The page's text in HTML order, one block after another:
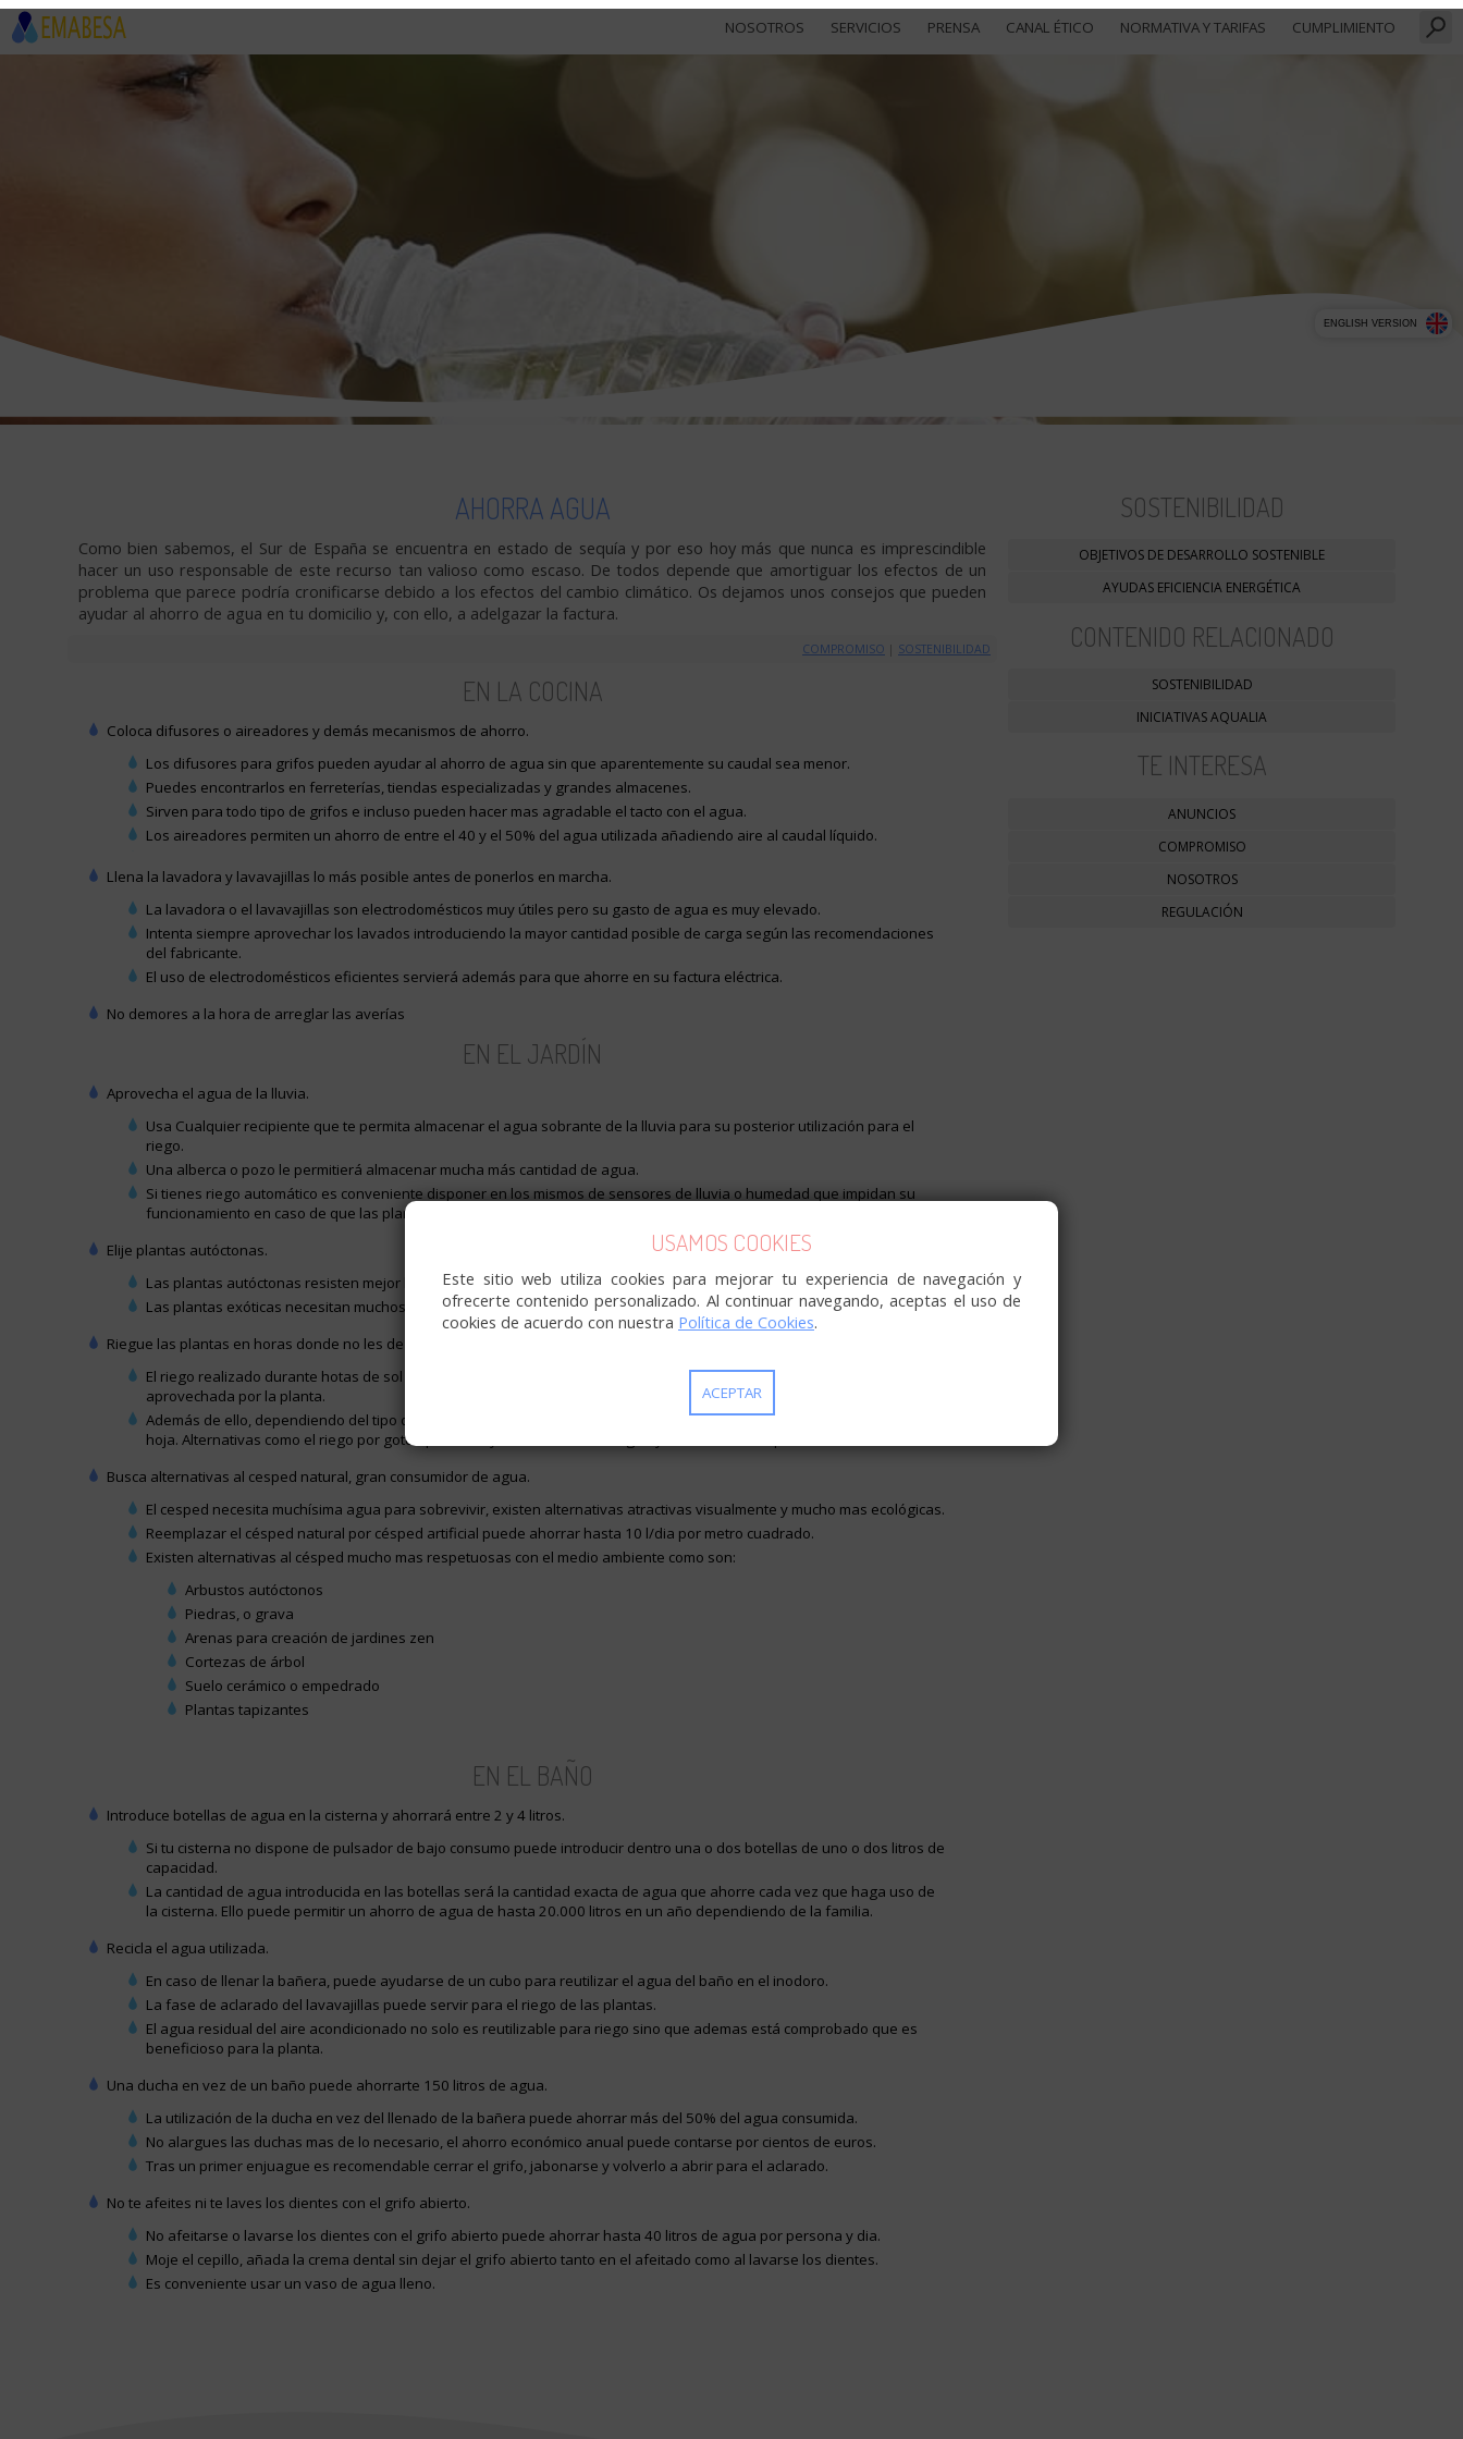
NOSOTROS SERVICIOS PRENSA CANAL ÉTICO NORMATIVA Y TARIFAS CUMPLIMIENTO
ENGLISH VERSION
AHORRA AGUA
Como bien sabemos, el Sur de España se encuentra en estado de sequía y por eso hoy más que nunca es imprescindible
hacer un uso responsable de este recurso tan valioso como escaso. De todos depende que amortiguar los efectos de un
problema que parece podría cronificarse debido a los efectos del cambio climático. Os dejamos unos consejos que pueden
ayudar al ahorro de agua en tu domicilio y, con ello, a adelgazar la factura.
COMPROMISO | SOSTENIBILIDAD
EN LA COCINA
Coloca difusores o aireadores y demás mecanismos de ahorro.
Los difusores para grifos pueden ayudar al ahorro de agua sin que aparentemente su caudal sea menor.
Puedes encontrarlos en ferreterías, tiendas especializadas y grandes almacenes.
Sirven para todo tipo de grifos e incluso pueden hacer mas agradable el tacto con el agua.
Los aireadores permiten un ahorro de entre el 40 y el 50% del agua utilizada añadiendo aire al caudal líquido.
Llena la lavadora y lavavajillas lo más posible antes de ponerlos en marcha.
La lavadora o el lavavajillas son electrodomésticos muy útiles pero su gasto de agua es muy elevado.
Intenta siempre aprovechar los lavados introduciendo la mayor cantidad posible de carga según las recomendaciones
del fabricante.
El uso de electrodomésticos eficientes servierá además para que ahorre en su factura eléctrica.
No demores a la hora de arreglar las averías
EN EL JARDÍN
Aprovecha el agua de la lluvia.
Usa Cualquier recipiente que te permita almacenar el agua sobrante de la lluvia para su posterior utilización para el
riego.
Una alberca o pozo le permitierá almacenar mucha más cantidad de agua.
Si tienes riego automático es conveniente disponer en los mismos de sensores de lluvia o humedad que impidan su
funcionamiento en caso de que las plantas estén suficientemente hidratadas
Elije plantas autóctonas.
Las plantas autóctonas resisten mejor la sequía y sobreviven mejor con los recursos hídricos naturales
Las plantas exóticas necesitan muchos más recursos, no solo de agua, también de otros cuidado
Riegue las plantas en horas donde no les de el sol.
El riego realizado durante hotas de sol provocará la evaporación de parte del agua, ese agua evaporada no será
aprovechada por la planta.
Además de ello, dependiendo del tipo de planta, el riego diurno de la misma puede causarle daños al recalentar la flor u
hoja. Alternativas como el riego por goteo pueden ayudar al ahorro de agua y a la salud de su planta.
Busca alternativas al cesped natural, gran consumidor de agua.
El cesped necesita muchísima agua para sobrevivir, existen alternativas atractivas visualmente y mucho mas ecológicas.
Reemplazar el césped natural por césped artificial puede ahorrar hasta 10 l/dia por metro cuadrado.
Existen alternativas al césped mucho mas respetuosas con el medio ambiente como son:
Arbustos autóctonos
Piedras, o grava
Arenas para creación de jardines zen
Cortezas de árbol
Suelo cerámico o empedrado
Plantas tapizantes
EN EL BAÑO
Introduce botellas de agua en la cisterna y ahorrará entre 2 y 4 litros.
Si tu cisterna no dispone de pulsador de bajo consumo puede introducir dentro una o dos botellas de uno o dos litros de
capacidad.
La cantidad de agua introducida en las botellas será la cantidad exacta de agua que ahorre cada vez que haga uso de
la cisterna. Ello puede permitir un ahorro de agua de hasta 20.000 litros en un año dependiendo de la familia.
Recicla el agua utilizada.
En caso de llenar la bañera, puede ayudarse de un cubo para reutilizar el agua del baño en el inodoro.
La fase de aclarado del lavavajillas puede servir para el riego de las plantas.
El agua residual del aire acondicionado no solo es reutilizable para riego sino que ademas está comprobado que es
beneficioso para la planta.
Una ducha en vez de un baño puede ahorrarte 150 litros de agua.
La utilización de la ducha en vez del llenado de la bañera puede ahorrar más del 50% del agua consumida.
No alargues las duchas mas de lo necesario, el ahorro económico anual puede contarse por cientos de euros.
Tras un primer enjuague es recomendable cerrar el grifo, jabonarse y volverlo a abrir para el aclarado.
No te afeites ni te laves los dientes con el grifo abierto.
No afeitarse o lavarse los dientes con el grifo abierto puede ahorrar hasta 40 litros de agua por persona y dia.
Moje el cepillo, añada la crema dental sin dejar el grifo abierto tanto en el afeitado como al lavarse los dientes.
Es conveniente usar un vaso de agua lleno.
SOSTENIBILIDAD
OBJETIVOS DE DESARROLLO SOSTENIBLE
AYUDAS EFICIENCIA ENERGÉTICA
CONTENIDO RELACIONADO
SOSTENIBILIDAD
INICIATIVAS AQUALIA
TE INTERESA
ANUNCIOS
COMPROMISO
NOSOTROS
REGULACIÓN
USAMOS COOKIES
Este sitio web utiliza cookies para mejorar tu experiencia de navegación y
ofrecerte contenido personalizado. Al continuar navegando, aceptas el uso de
cookies de acuerdo con nuestra Política de Cookies.
ACEPTAR